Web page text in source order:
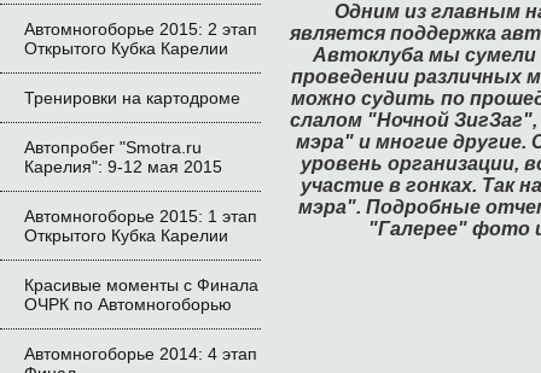
Автомногоборье 2015: 2 этап
Открытого Кубка Карелии
Тренировки на картодроме
Автопробег "Smotra.ru
Карелия": 9-12 мая 2015
Автомногоборье 2015: 1 этап
Открытого Кубка Карелии
Красивые моменты с Финала
ОЧРК по Автомногоборью
Автомногоборье 2014: 4 этап
Одним из главным
является поддержка
Автоклуба мы сумели
проведении различных
можно судить по
слалом "Ночной
мэра" и многие
уровень организации,
участие в гонках. Так
мэра". Подробные
"Галерее" фото